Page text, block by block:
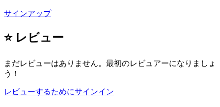
サインアップ
⭐ レビュー
まだレビューはありません。最初のレビュアーになりましょ
う！
レビューするためにサインイン